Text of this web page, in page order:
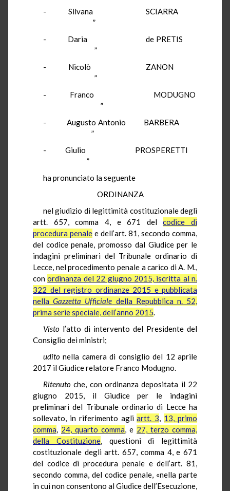
- Silvana SCIARRA
”
- Daria de PRETIS
”
- Nicolò ZANON
”
- Franco MODUGNO
”
- Augusto Antonio BARBERA
”
- Giulio PROSPERETTI
”
ha pronunciato la seguente
ORDINANZA
nel giudizio di legittimità costituzionale degli
artt. 657, comma 4, e 671 delcodice di
procedura penale e dell’art. 81, secondo comma,
del codice penale, promosso dal Giudice per le
indagini preliminari del Tribunale ordinario di
Lecce, nel procedimento penale a carico di A. M.,
conordinanza del 22 giugno 2015, iscritta al n.
322 del registro ordinanze 2015 e pubblicata
nellaGazzetta Ufficiale della Repubblica n. 52,
prima serie speciale, dell’anno 2015.
Visto l’atto di intervento del Presidente del
Consiglio dei ministri;
udito nella camera di consiglio del 12 aprile
2017 il Giudice relatore Franco Modugno.
Ritenutoche, con ordinanza depositata il 22
giugno 2015, il Giudice per le indagini
preliminari del Tribunale ordinario di Lecce ha
sollevato, in riferimento agliartt. 3, 13, primo
comma, 24, quarto comma, e 27, terzo comma,
della Costituzione, questioni di legittimità
costituzionale degli artt. 657, comma 4, e 671
del codice di procedura penale e dell’art. 81,
secondo comma, del codice penale, «nella parte
in cui non consentono al Giudice dell’Esecuzione,